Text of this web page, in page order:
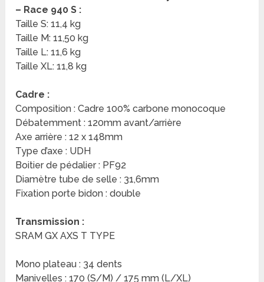
– Race 940 S :
Taille S: 11,4 kg
Taille M: 11,50 kg
Taille L: 11,6 kg
Taille XL: 11,8 kg
Cadre :
Composition : Cadre 100% carbone monocoque
Débatemment : 120mm avant/arrière
Axe arrière : 12 x 148mm
Type d’axe : UDH
Boitier de pédalier : PF92
Diamètre tube de selle : 31,6mm
Fixation porte bidon : double
Transmission :
SRAM GX AXS T TYPE
Mono plateau : 34 dents
Manivelles : 170 (S/M) / 175 mm (L/XL)